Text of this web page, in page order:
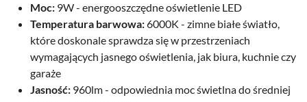
Moc: 9W - energooszczędne oświetlenie LED
Temperatura barwowa:6000K - zimne białe światło,
które doskonale sprawdza się w przestrzeniach
wymagających jasnego oświetlenia, jak biura, kuchnie czy
garaże
Jasność: 960lm - odpowiednia moc świetlna do średniej